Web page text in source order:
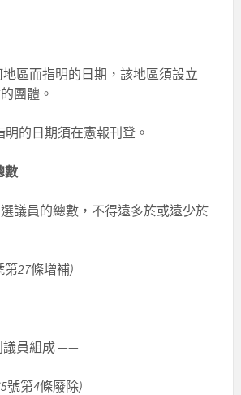
區而指明的日期，該地區須設立
團體。
明的日期須在憲報刊登。
數
議員的總數，不得遠多於或遠少於
第27條增補)
議員組成 ——
號第4條廢除)